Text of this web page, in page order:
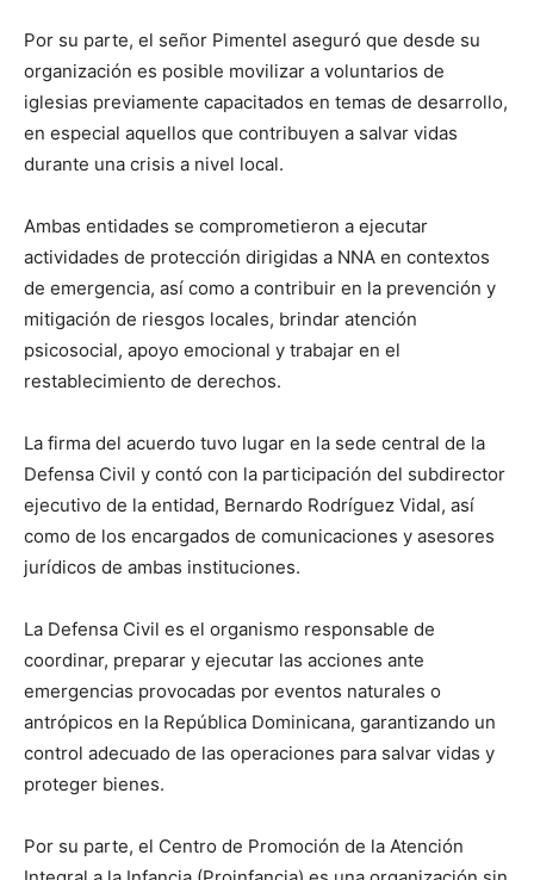
Por su parte, el señor Pimentel aseguró que desde su
organización es posible movilizar a voluntarios de
iglesias previamente capacitados en temas de desarrollo,
en especial aquellos que contribuyen a salvar vidas
durante una crisis a nivel local.
Ambas entidades se comprometieron a ejecutar
actividades de protección dirigidas a NNA en contextos
de emergencia, así como a contribuir en la prevención y
mitigación de riesgos locales, brindar atención
psicosocial, apoyo emocional y trabajar en el
restablecimiento de derechos.
La firma del acuerdo tuvo lugar en la sede central de la
Defensa Civil y contó con la participación del subdirector
ejecutivo de la entidad, Bernardo Rodríguez Vidal, así
como de los encargados de comunicaciones y asesores
jurídicos de ambas instituciones.
La Defensa Civil es el organismo responsable de
coordinar, preparar y ejecutar las acciones ante
emergencias provocadas por eventos naturales o
antrópicos en la República Dominicana, garantizando un
control adecuado de las operaciones para salvar vidas y
proteger bienes.
Por su parte, el Centro de Promoción de la Atención